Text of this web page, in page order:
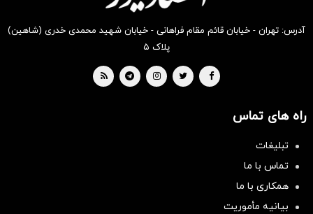
آدرس: تهران - خیابان قائم مقام فراهانی - خیابان شهید محمدی خدری (شاهین)
پلاک ۵
راه های تماس
تبلیغات
تماس با ما
همکاری با ما
بیانیه مأموریت